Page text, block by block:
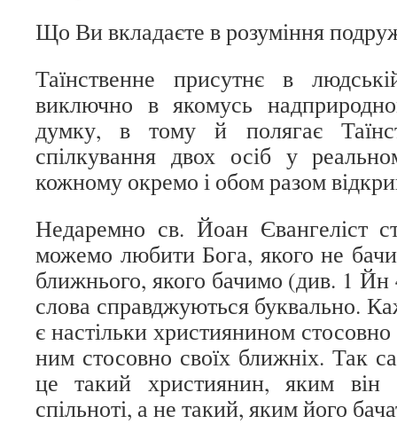
Що Ви вкладаєте в розуміння
Таїнственне присутнє в
виключно в якомусь
думку, в тому й полягає
спілкування двох осіб у
кожному окремо і обом разом
Недаремно св. Йоан Євангеліст
можемо любити Бога, якого не
ближнього, якого бачимо (див. 1
слова справджуються буквально.
є настільки християнином стосовно
ним стосовно своїх ближніх. Так
це такий християнин, яким
спільноті, а не такий, яким його